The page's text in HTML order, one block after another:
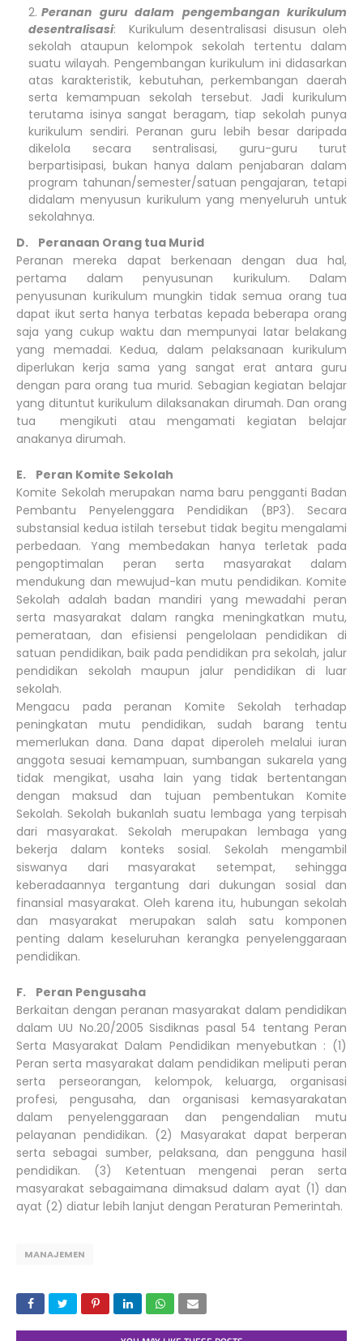
Peranan guru dalam pengembangan kurikulum
desentralisasi: Kurikulum desentralisasi disusun oleh
sekolah ataupun kelompok sekolah tertentu dalam
suatu wilayah. Pengembangan kurikulum ini didasarkan
atas karakteristik, kebutuhan, perkembangan daerah
serta kemampuan sekolah tersebut. Jadi kurikulum
terutama isinya sangat beragam, tiap sekolah punya
kurikulum sendiri. Peranan guru lebih besar daripada
dikelola secara sentralisasi, guru-guru turut
berpartisipasi, bukan hanya dalam penjabaran dalam
program tahunan/semester/satuan pengajaran, tetapi
didalam menyusun kurikulum yang menyeluruh untuk
sekolahnya.
D. Peranaan Orang tua Murid
Peranan mereka dapat berkenaan dengan dua hal,
pertama dalam penyusunan kurikulum. Dalam
penyusunan kurikulum mungkin tidak semua orang tua
dapat ikut serta hanya terbatas kepada beberapa orang
saja yang cukup waktu dan mempunyai latar belakang
yang memadai. Kedua, dalam pelaksanaan kurikulum
diperlukan kerja sama yang sangat erat antara guru
dengan para orang tua murid. Sebagian kegiatan belajar
yang dituntut kurikulum dilaksanakan dirumah. Dan orang
tua mengikuti atau mengamati kegiatan belajar
anakanya dirumah.
E. Peran Komite Sekolah
Komite Sekolah merupakan nama baru pengganti Badan
Pembantu Penyelenggara Pendidikan (BP3). Secara
substansial kedua istilah tersebut tidak begitu mengalami
perbedaan. Yang membedakan hanya terletak pada
pengoptimalan peran serta masyarakat dalam
mendukung dan mewujud-kan mutu pendidikan. Komite
Sekolah adalah badan mandiri yang mewadahi peran
serta masyarakat dalam rangka meningkatkan mutu,
pemerataan, dan efisiensi pengelolaan pendidikan di
satuan pendidikan, baik pada pendidikan pra sekolah, jalur
pendidikan sekolah maupun jalur pendidikan di luar
sekolah.
Mengacu pada peranan Komite Sekolah terhadap
peningkatan mutu pendidikan, sudah barang tentu
memerlukan dana. Dana dapat diperoleh melalui iuran
anggota sesuai kemampuan, sumbangan sukarela yang
tidak mengikat, usaha lain yang tidak bertentangan
dengan maksud dan tujuan pembentukan Komite
Sekolah. Sekolah bukanlah suatu lembaga yang terpisah
dari masyarakat. Sekolah merupakan lembaga yang
bekerja dalam konteks sosial. Sekolah mengambil
siswanya dari masyarakat setempat, sehingga
keberadaannya tergantung dari dukungan sosial dan
finansial masyarakat. Oleh karena itu, hubungan sekolah
dan masyarakat merupakan salah satu komponen
penting dalam keseluruhan kerangka penyelenggaraan
pendidikan.
F. Peran Pengusaha
Berkaitan dengan peranan masyarakat dalam pendidikan
dalam UU No.20/2005 Sisdiknas pasal 54 tentang Peran
Serta Masyarakat Dalam Pendidikan menyebutkan : (1)
Peran serta masyarakat dalam pendidikan meliputi peran
serta perseorangan, kelompok, keluarga, organisasi
profesi, pengusaha, dan organisasi kemasyarakatan
dalam penyelenggaraan dan pengendalian mutu
pelayanan pendidikan. (2) Masyarakat dapat berperan
serta sebagai sumber, pelaksana, dan pengguna hasil
pendidikan. (3) Ketentuan mengenai peran serta
masyarakat sebagaimana dimaksud dalam ayat (1) dan
ayat (2) diatur lebih lanjut dengan Peraturan Pemerintah.
MANAJEMEN